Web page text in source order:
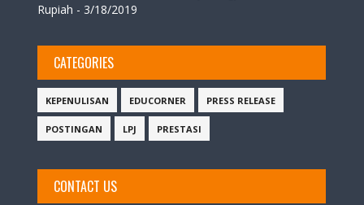
Rupiah - 3/18/2019
CATEGORIES
KEPENULISAN EDUCORNER PRESS RELEASE
POSTINGAN LPJ PRESTASI
CONTACT US